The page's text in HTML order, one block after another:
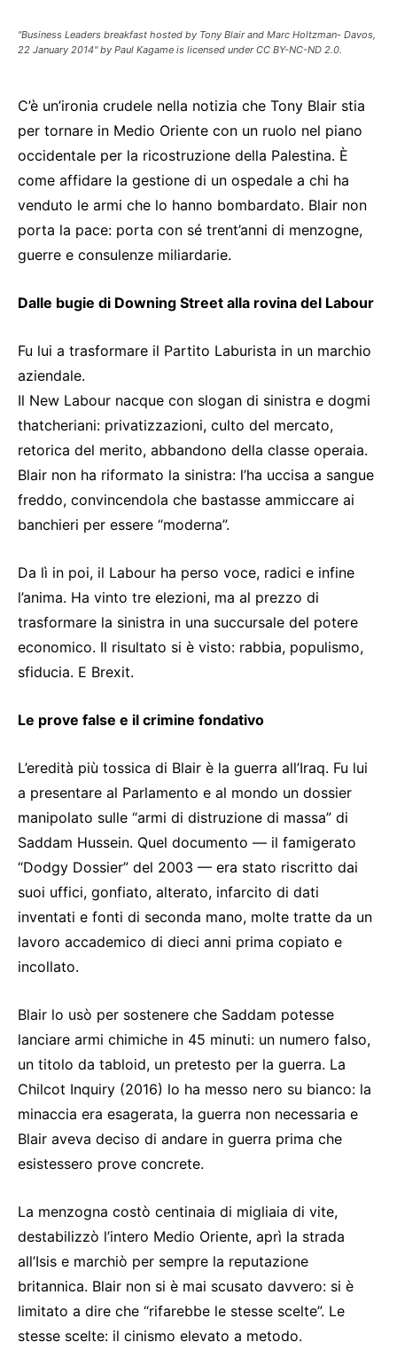
"Business Leaders breakfast hosted by Tony Blair and Marc Holtzman- Davos,
22 January 2014" by Paul Kagame is licensed under CC BY-NC-ND 2.0.
C’è un’ironia crudele nella notizia che Tony Blair stia
per tornare in Medio Oriente con un ruolo nel piano
occidentale per la ricostruzione della Palestina. È
come affidare la gestione di un ospedale a chi ha
venduto le armi che lo hanno bombardato. Blair non
porta la pace: porta con sé trent’anni di menzogne,
guerre e consulenze miliardarie.
Dalle bugie di Downing Street alla rovina del Labour
Fu lui a trasformare il Partito Laburista in un marchio
aziendale.
Il New Labour nacque con slogan di sinistra e dogmi
thatcheriani: privatizzazioni, culto del mercato,
retorica del merito, abbandono della classe operaia.
Blair non ha riformato la sinistra: l’ha uccisa a sangue
freddo, convincendola che bastasse ammiccare ai
banchieri per essere “moderna”.
Da lì in poi, il Labour ha perso voce, radici e infine
l’anima. Ha vinto tre elezioni, ma al prezzo di
trasformare la sinistra in una succursale del potere
economico. Il risultato si è visto: rabbia, populismo,
sfiducia. E Brexit.
Le prove false e il crimine fondativo
L’eredità più tossica di Blair è la guerra all’Iraq. Fu lui
a presentare al Parlamento e al mondo un dossier
manipolato sulle “armi di distruzione di massa” di
Saddam Hussein. Quel documento — il famigerato
“Dodgy Dossier” del 2003 — era stato riscritto dai
suoi uffici, gonfiato, alterato, infarcito di dati
inventati e fonti di seconda mano, molte tratte da un
lavoro accademico di dieci anni prima copiato e
incollato.
Blair lo usò per sostenere che Saddam potesse
lanciare armi chimiche in 45 minuti: un numero falso,
un titolo da tabloid, un pretesto per la guerra. La
Chilcot Inquiry (2016) lo ha messo nero su bianco: la
minaccia era esagerata, la guerra non necessaria e
Blair aveva deciso di andare in guerra prima che
esistessero prove concrete.
La menzogna costò centinaia di migliaia di vite,
destabilizzò l’intero Medio Oriente, aprì la strada
all’Isis e marchiò per sempre la reputazione
britannica. Blair non si è mai scusato davvero: si è
limitato a dire che “rifarebbe le stesse scelte”. Le
stesse scelte: il cinismo elevato a metodo.